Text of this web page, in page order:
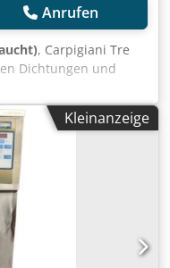
Anrufen
, Carpigiani Tre
Dichtungen und
Sowohl luft-
erhältlich. Mehrere
Kleinanzeige